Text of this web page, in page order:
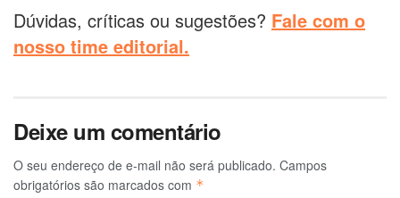
Dúvidas, críticas ou sugestões? Fale com o
nosso time editorial.
Deixe um comentário
O seu endereço de e-mail não será publicado. Campos
obrigatórios são marcados com *